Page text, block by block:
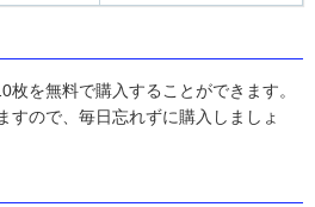
枚を無料で購入することができます。
すので、毎日忘れずに購入しましょ